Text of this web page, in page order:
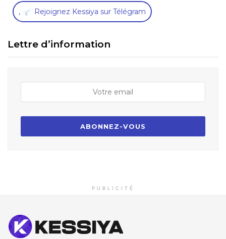
, Rejoignez Kessiya sur Télégram
Lettre d’information
PUBLICITÉ